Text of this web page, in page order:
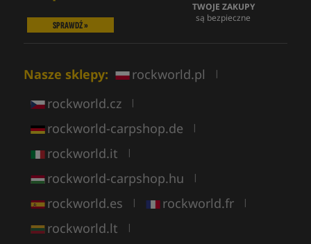
SPRAWDŹ »
TWOJE ZAKUPY
są bezpieczne
Nasze sklepy: rockworld.pl |
rockworld.cz |
rockworld-carpshop.de |
rockworld.it |
rockworld-carpshop.hu |
rockworld.es | rockworld.fr |
rockworld.lt |